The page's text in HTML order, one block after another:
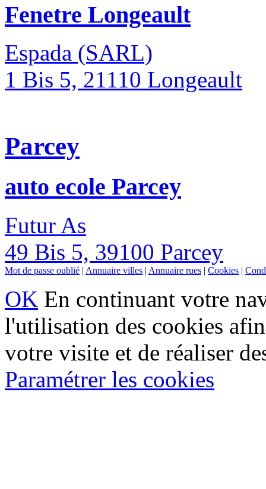
Fenetre Longeault
Espada (SARL)
1 Bis 5, 21110 Longeault
Parcey
auto ecole Parcey
Futur As
49 Bis 5, 39100 Parcey
Mot de passe oublié | Annuaire villes | Annuaire rues | Cookies |
OK En continuant votre
l'utilisation des cookies
votre visite et de réaliser
Paramétrer les cookies